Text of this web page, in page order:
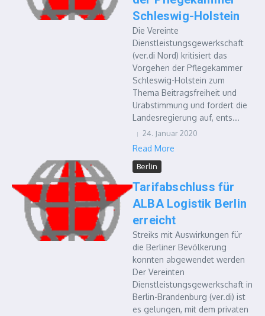
Schleswig-Holstein
Die Vereinte
Dienstleistungsgewerkschaft
(ver.di Nord) kritisiert das
Vorgehen der Pflegekammer
Schleswig-Holstein zum
Thema Beitragsfreiheit und
Urabstimmung und fordert die
Landesregierung auf, ents...
24. Januar 2020
Read More
Berlin
Tarifabschluss für
ALBA Logistik Berlin
erreicht
Streiks mit Auswirkungen für
die Berliner Bevölkerung
konnten abgewendet werden
Der Vereinten
Dienstleistungsgewerkschaft in
Berlin-Brandenburg (ver.di) ist
es gelungen, mit dem privaten